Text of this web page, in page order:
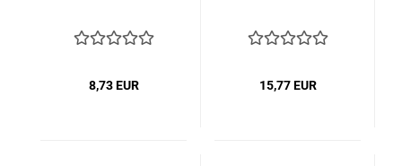
8,73 EUR 15,77 EUR